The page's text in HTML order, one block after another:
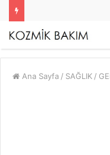
Ana Sayfa / SAĞLIK /